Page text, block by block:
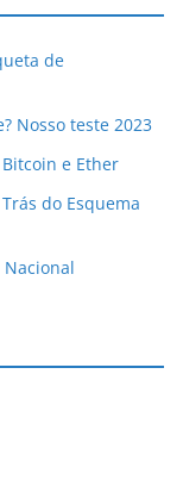
de
Nosso teste 2023
e Ether
do Esquema
Nacional